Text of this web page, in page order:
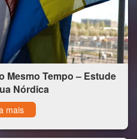
Mesmo Tempo – Estude
Nórdica
mais